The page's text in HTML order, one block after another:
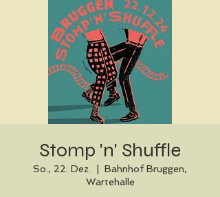
Stomp 'n' Shuffle
So., 22. Dez.
Bahnhof Bruggen,
Wartehalle